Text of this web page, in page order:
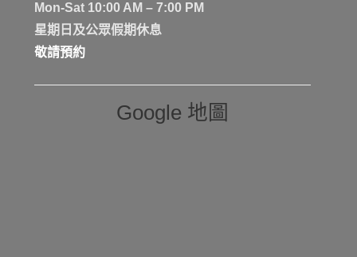
Mon-Sat 10:00 AM – 7:00 PM
星期日及公眾假期休息
敬請預約
Google 地圖